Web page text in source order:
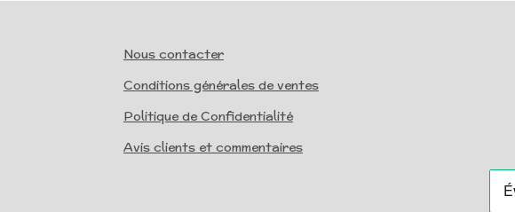
Nous contacter
Conditions générales de ventes
Politique de Confidentialité
Avis clients et commentaires